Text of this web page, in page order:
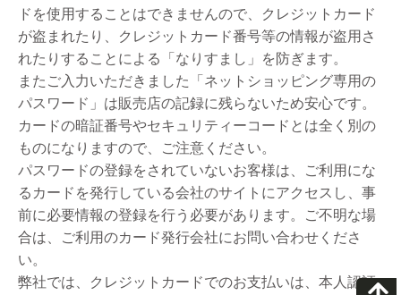
ドを使用することはできませんので、クレジットカード
が盗まれたり、クレジットカード番号等の情報が盗用さ
れたりすることによる「なりすまし」を防ぎます。
またご入力いただきました「ネットショッピング専用の
パスワード」は販売店の記録に残らないため安心です。
カードの暗証番号やセキュリティーコードとは全く別の
ものになりますので、ご注意ください。
パスワードの登録をされていないお客様は、ご利用にな
るカードを発行している会社のサイトにアクセスし、事
前に必要情報の登録を行う必要があります。ご不明な場
合は、ご利用のカード発行会社にお問い合わせくださ
い。
弊社では、クレジットカードでのお支払いは、本人認証